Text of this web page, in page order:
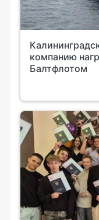
компанию
Балтфлотом